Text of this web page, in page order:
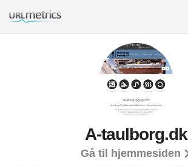
A-taulborg.dk
Gå til hjemmesiden